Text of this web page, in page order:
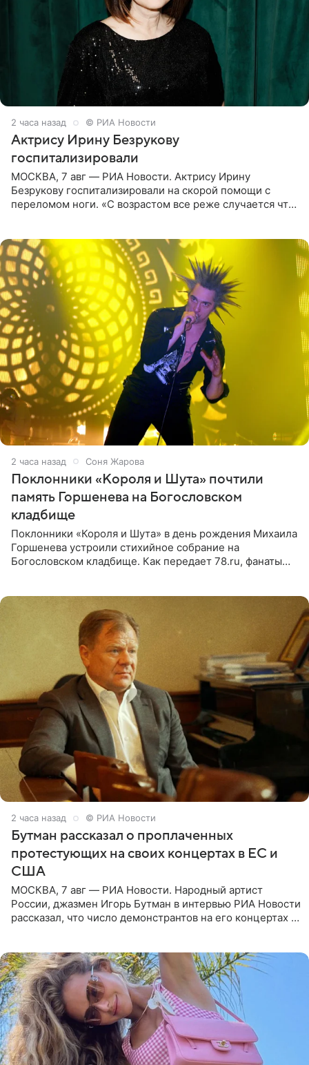
2 часа назад © РИА Новости
Актрису Ирину Безрукову
госпитализировали
МОСКВА, 7 авг — РИА Новости. Актрису Ирину
Безрукову госпитализировали на скорой помощи с
переломом ноги. «С возрастом все реже случается что-
2 часа назад Соня Жарова
Поклонники «Короля и Шута» почтили
память Горшенева на Богословском
кладбище
Поклонники «Короля и Шута» в день рождения Михаила
Горшенева устроили стихийное собрание на
Богословском кладбище. Как передает 78.ru, фанаты
2 часа назад © РИА Новости
Бутман рассказал о проплаченных
протестующих на своих концертах в ЕС и
США
МОСКВА, 7 авг — РИА Новости. Народный артист
России, джазмен Игорь Бутман в интервью РИА Новости
рассказал, что число демонстрантов на его концертах в